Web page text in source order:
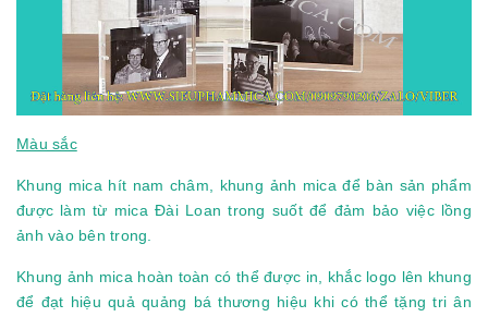
Màu sắc
Khung mica hít nam châm, khung ảnh mica để bàn sản phẩm
được làm từ mica Đài Loan trong suốt để đảm bảo việc lồng
ảnh vào bên trong.
Khung ảnh mica hoàn toàn có thể được in, khắc logo lên khung
để đạt hiệu quả quảng bá thương hiệu khi có thể tặng tri ân